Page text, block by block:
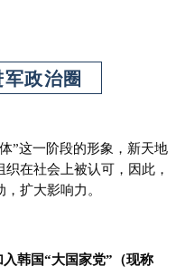
政治圈
”这一阶段的形象，新天地
在社会上被认可，因此，
扩大影响力。
韩国“大国家党”（现称